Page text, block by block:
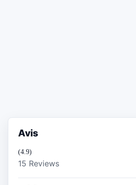
Avis
(4.9)
15 Reviews